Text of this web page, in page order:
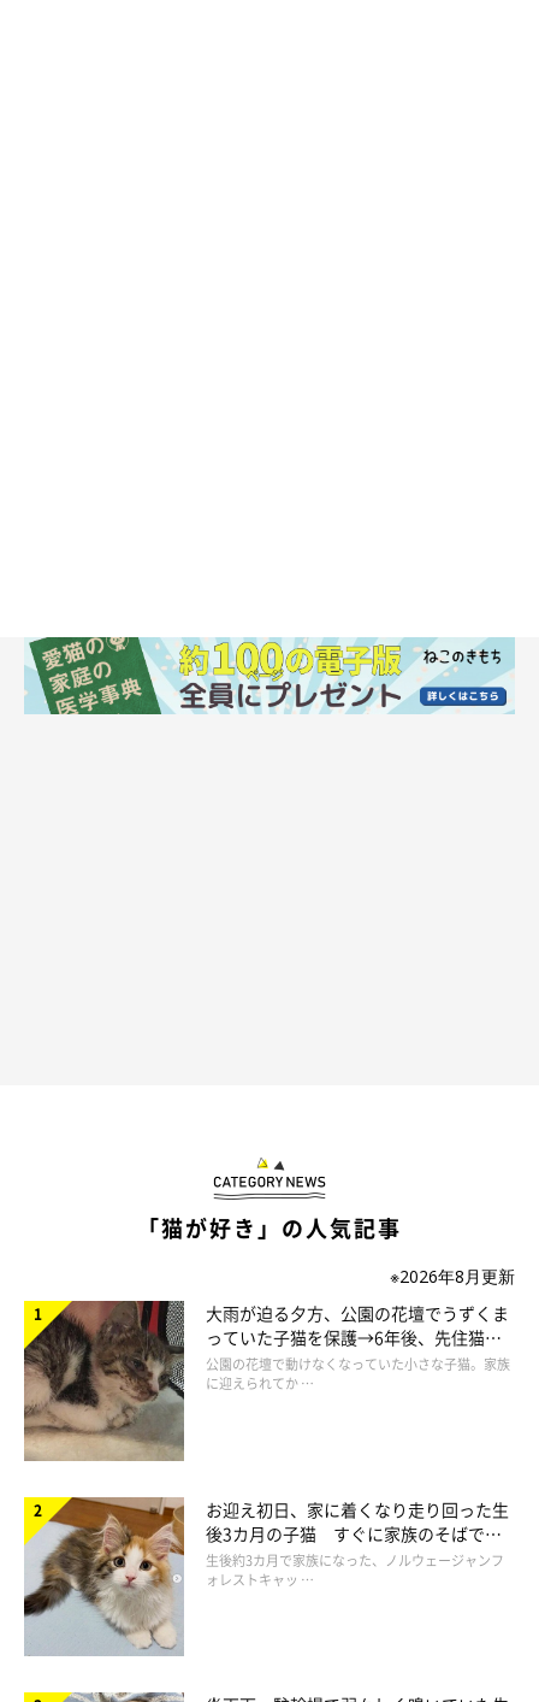
https://x.com/monatanu15
「猫が好き」の人気記事
※2026年8月更新
大雨が迫る夕方、公園の花壇でうずくま
っていた子猫を保護→6年後、先住猫
と“姉妹”のような関係に
公園の花壇で動けなくなっていた小さな子猫。家族
に迎えられてか …
お迎え初日、家に着くなり走り回った生
後3カ月の子猫 すぐに家族のそばで落
ち着く姿に「迎えてよかった」
生後約3カ月で家族になった、ノルウェージャンフ
ォレストキャッ …